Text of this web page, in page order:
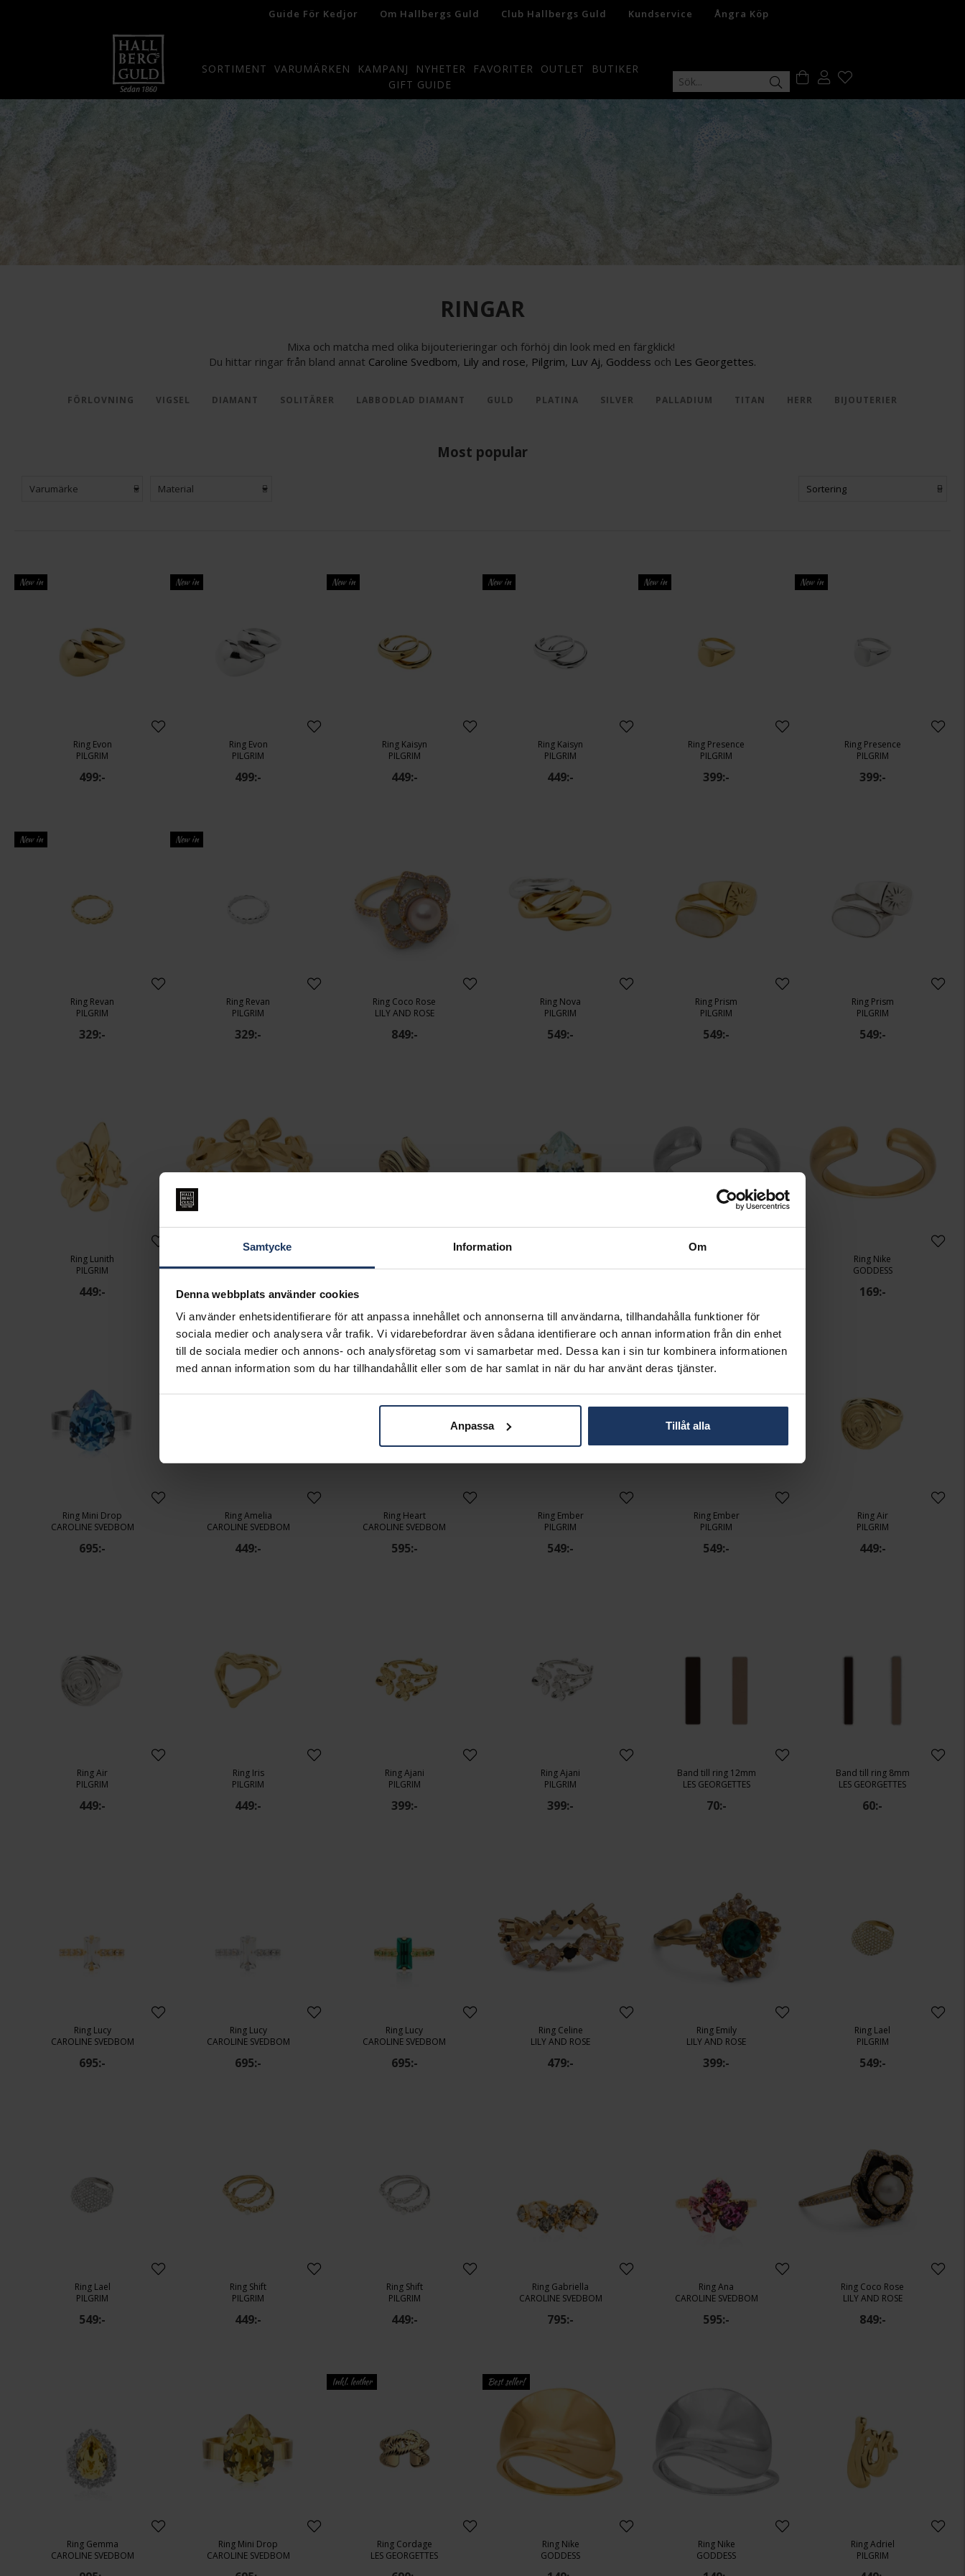
Samtycke Information Om
Denna webbplats använder cookies
Vi använder enhetsidentifierare för att anpassa innehållet och annonserna till användarna, tillhandahålla funktioner för
sociala medier och analysera vår trafik. Vi vidarebefordrar även sådana identifierare och annan information från din enhet
till de sociala medier och annons- och analysföretag som vi samarbetar med. Dessa kan i sin tur kombinera informationen
med annan information som du har tillhandahållit eller som de har samlat in när du har använt deras tjänster.
Anpassa Tillåt alla
Guide För Kedjor Om Hallbergs Guld Club Hallbergs Guld Kundservice Ångra Köp
SORTIMENT VARUMÄRKEN KAMPANJ NYHETER FAVORITER OUTLET
BUTIKER
GIFT GUIDE
RINGAR
Mixa och matcha med olika bijouterieringar och förhöj din look med en färgklick!
Du hittar ringar från bland annat Caroline Svedbom, Lily and rose, Pilgrim, Luv Aj, Goddess och Les Georgettes.
FÖRLOVNING VIGSEL DIAMANT SOLITÄRER LABBODLAD DIAMANT GULD PLATINA SILVER PALLADIUM TITAN HERR BIJOUTERIER
Most popular
Varumärke Material Sortering
New in
Ring Evon
PILGRIM
499:-
New in
Ring Evon
PILGRIM
499:-
New in
Ring Kaisyn
PILGRIM
449:-
New in
Ring Kaisyn
PILGRIM
449:-
New in
Ring Presence
PILGRIM
399:-
New in
Ring Presence
PILGRIM
399:-
New in
Ring Revan
PILGRIM
329:-
New in
Ring Revan
PILGRIM
329:-
Ring Coco Rose
LILY AND ROSE
849:-
Ring Nova
PILGRIM
549:-
Ring Prism
PILGRIM
549:-
Ring Prism
PILGRIM
549:-
Ring Lunith
PILGRIM
449:-
GODDESS
198:-
LES GEORGETTES
CAROLINE SVEDBOM
GODDESS
Ring Nike
GODDESS
169:-
Ring Mini Drop
CAROLINE SVEDBOM
695:-
Ring Amelia
CAROLINE SVEDBOM
449:-
Ring Heart
CAROLINE SVEDBOM
595:-
Ring Ember
PILGRIM
549:-
Ring Ember
PILGRIM
549:-
Ring Air
PILGRIM
449:-
Ring Air
PILGRIM
449:-
Ring Iris
PILGRIM
449:-
Ring Ajani
PILGRIM
399:-
Ring Ajani
PILGRIM
399:-
Band till ring 12mm
LES GEORGETTES
70:-
Band till ring 8mm
LES GEORGETTES
60:-
Ring Lucy
CAROLINE SVEDBOM
695:-
Ring Lucy
CAROLINE SVEDBOM
695:-
Ring Lucy
CAROLINE SVEDBOM
695:-
Ring Celine
LILY AND ROSE
479:-
Ring Emily
LILY AND ROSE
399:-
Ring Lael
PILGRIM
549:-
Ring Lael
PILGRIM
549:-
Ring Shift
PILGRIM
449:-
Ring Shift
PILGRIM
449:-
Ring Gabriella
CAROLINE SVEDBOM
795:-
Ring Ana
CAROLINE SVEDBOM
595:-
Ring Coco Rose
LILY AND ROSE
849:-
Ring Gemma
CAROLINE SVEDBOM
Ring Mini Drop
CAROLINE SVEDBOM
Inkl. leather
Ring Cordage
LES GEORGETTES
Best seller!
Ring Nike
GODDESS
Ring Nike
GODDESS
Ring Adriel
PILGRIM